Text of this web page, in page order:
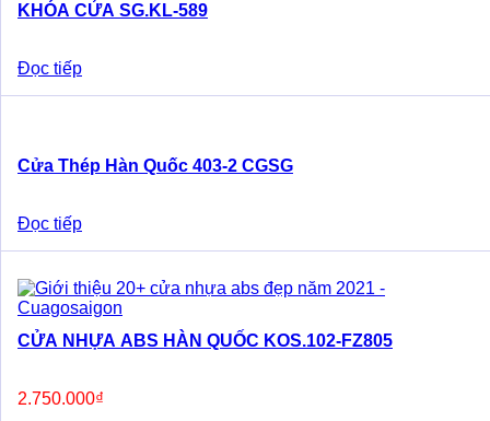
KHÓA CỬA SG.KL-589
Đọc tiếp
Cửa Thép Hàn Quốc 403-2 CGSG
Đọc tiếp
CỬA NHỰA ABS HÀN QUỐC KOS.102-FZ805
2.750.000₫